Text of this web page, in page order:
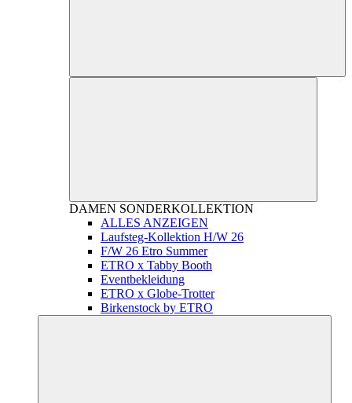
DAMEN SONDERKOLLEKTION
ALLES ANZEIGEN
Laufsteg-Kollektion H/W 26
F/W 26 Etro Summer
ETRO x Tabby Booth
Eventbekleidung
ETRO x Globe-Trotter
Birkenstock by ETRO